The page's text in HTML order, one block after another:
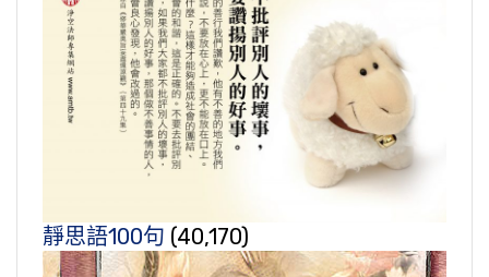
靜思語100句 (40,170)